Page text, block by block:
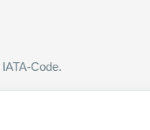
Code.